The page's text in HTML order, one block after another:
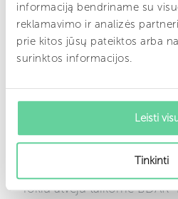
informaciją bendriname su
reklamavimo ir analizės
prie kitos jūsų pateiktos arba
surinktos informacijos.
Leisti
Tinkinti
Slapukų nustatymų valdiklį –
5. Duomenų
Tam tikri slapukai (pvz.,
perduoti Jūsų duomenis
įskaitant už Europos
Tokiu atveju taikome BDAR